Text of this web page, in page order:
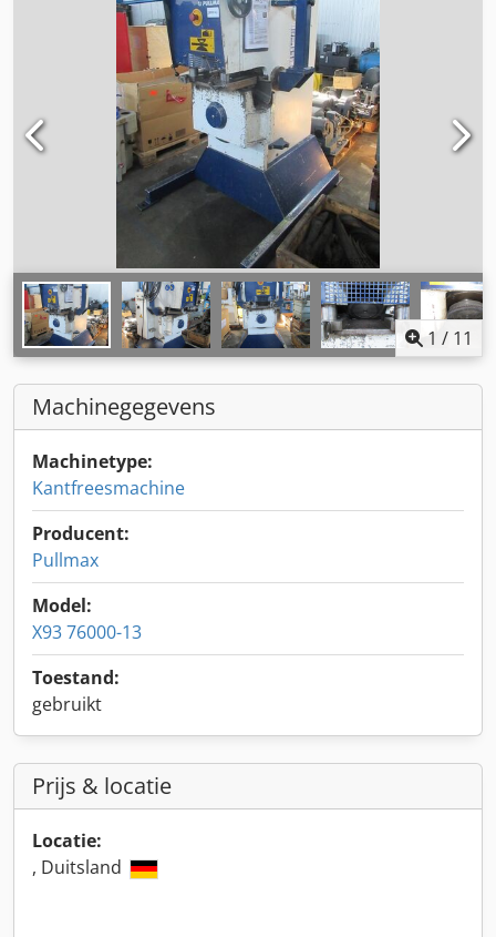
1 / 11
Machinegegevens
Machinetype:
Kantfreesmachine
Producent:
Pullmax
Model:
X93 76000-13
Toestand:
gebruikt
Prijs & locatie
Locatie:
, Duitsland